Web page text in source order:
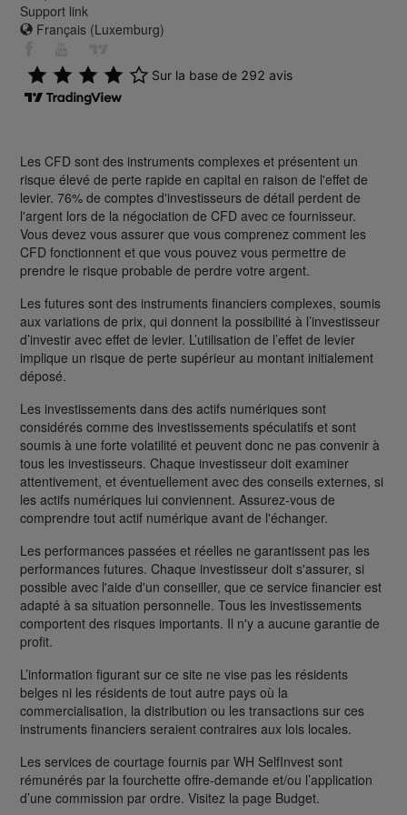
Support link
Français (Luxemburg)
Les CFD sont des instruments complexes et présentent un
risque élevé de perte rapide en capital en raison de l'effet de
levier. 76% de comptes d'investisseurs de détail perdent de
l'argent lors de la négociation de CFD avec ce fournisseur.
Vous devez vous assurer que vous comprenez comment les
CFD fonctionnent et que vous pouvez vous permettre de
prendre le risque probable de perdre votre argent.
Les futures sont des instruments financiers complexes, soumis
aux variations de prix, qui donnent la possibilité à l’investisseur
d’investir avec effet de levier. L’utilisation de l’effet de levier
implique un risque de perte supérieur au montant initialement
déposé.
Les investissements dans des actifs numériques sont
considérés comme des investissements spéculatifs et sont
soumis à une forte volatilité et peuvent donc ne pas convenir à
tous les investisseurs. Chaque investisseur doit examiner
attentivement, et éventuellement avec des conseils externes, si
les actifs numériques lui conviennent. Assurez-vous de
comprendre tout actif numérique avant de l'échanger.
Les performances passées et réelles ne garantissent pas les
performances futures. Chaque investisseur doit s'assurer, si
possible avec l'aide d'un conseiller, que ce service financier est
adapté à sa situation personnelle. Tous les investissements
comportent des risques importants. Il n'y a aucune garantie de
profit.
L’information figurant sur ce site ne vise pas les résidents
belges ni les résidents de tout autre pays où la
commercialisation, la distribution ou les transactions sur ces
instruments financiers seraient contraires aux lois locales.
Les services de courtage fournis par WH SelfInvest sont
rémunérés par la fourchette offre-demande et/ou l’application
d’une commission par ordre. Visitez la page Budget.